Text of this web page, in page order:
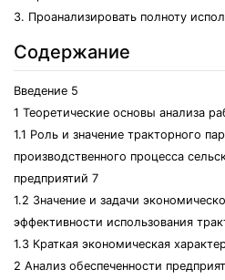
3. Проанализировать полноту
Содержание
Введение 5
1 Теоретические основы анализа
1.1 Роль и значение тракторного
производственного процесса
предприятий 7
1.2 Значение и задачи
эффективности использования
1.3 Краткая экономическая
2 Анализ обеспеченности